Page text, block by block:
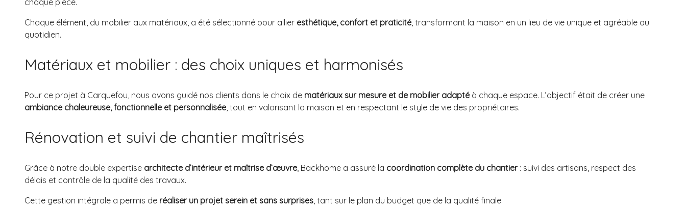
chaque pièce.
Chaque élément, du mobilier aux matériaux, a été sélectionné pour allier esthétique, confort et praticité, transformant la maison en un lieu de vie unique et agréable au
quotidien.
Matériaux et mobilier : des choix uniques et harmonisés
Pour ce projet à Carquefou, nous avons guidé nos clients dans le choix de matériaux sur mesure et de mobilier adaptéà chaque espace. L’objectif était de créer une
ambiance chaleureuse, fonctionnelle et personnalisée, tout en valorisant la maison et en respectant le style de vie des propriétaires.
Rénovation et suivi de chantier maîtrisés
Grâce à notre double expertise architecte d’intérieur et maîtrise d’œuvre, Backhome a assuré la coordination complète du chantier: suivi des artisans, respect des
délais et contrôle de la qualité des travaux.
Cette gestion intégrale a permis de réaliser un projet serein et sans surprises , tant sur le plan du budget que de la qualité finale.